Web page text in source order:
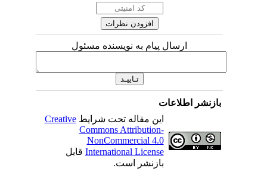
ارسال پیام به نویسنده مسئول
بازنشر اطلاعات
این مقاله تحت شرایطCreative
Commons Attribution-
NonCommercial 4.0
International Licenseقابل
بازنشر است.